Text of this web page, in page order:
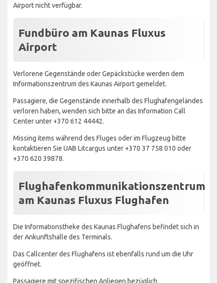
Airport nicht verfügbar.
Fundbüro am Kaunas Fluxus
Airport
Verlorene Gegenstände oder Gepäckstücke werden dem
Informationszentrum des Kaunas Airport gemeldet.
Passagiere, die Gegenstände innerhalb des Flughafengeländes
verloren haben, wenden sich bitte an das Information Call
Center unter +370 612 44442.
Missing items während des Fluges oder im Flugzeug bitte
kontaktieren Sie UAB Litcargus unter +370 37 758 010 oder
+370 620 39878.
Flughafenkommunikationszentrum
am Kaunas Fluxus Flughafen
Die Informationstheke des Kaunas Flughafens befindet sich in
der Ankunftshalle des Terminals.
Das Callcenter des Flughafens ist ebenfalls rund um die Uhr
geöffnet.
Passagiere mit spezifischen Anliegen bezüglich